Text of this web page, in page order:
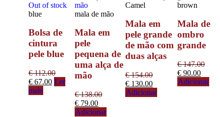
Out of stock
blue
Bolsa de
cintura
pele blue
€112.00
€ 67.00 Ler
mais
mala de mão
Mala em
pele
pequena de
uma alça de
mão
€138.00
€ 79.00
Adicionar
Camel
Mala em
pele grande
de mão com
duas alças
€154.00
€ 130.00
Adicionar
brown
Mala de
ombro
grande
€147.00
€ 90.00
Adicionar